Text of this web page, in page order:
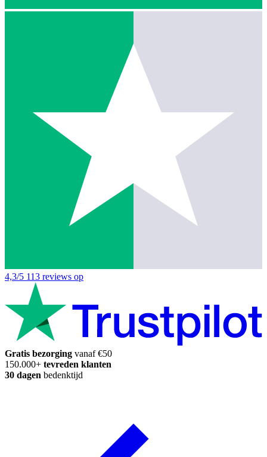
4,3/5 113 reviews op
Gratis bezorging vanaf €50
150.000+ tevreden klanten
30 dagen bedenktijd